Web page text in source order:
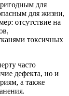
для
для жизни,
отсутствие на
токсичных
часто
дефекта, но и
а также